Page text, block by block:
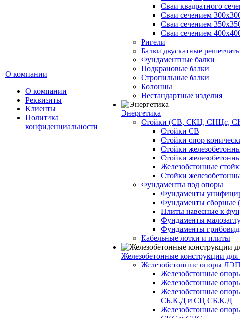
О компании
О компании
Реквизиты
Клиенты
Политика
конфиденциальности
Сваи квадратного
Сваи сечением
Сваи сечением
Сваи сечением
Ригели
Балки двускатные
Фундаментные балки
Подкрановые балки
Стропильные балки
Колонны
Нестандартные изделия
Энергетика
Стойки (СВ, СКЦ, СНЦс,
Стойки СВ
Стойки опор
Стойки
Стойки
Железобетонные
Стойки
Фундаменты под опоры
Фундаменты
Фундаменты сборные
Плиты навесные к
Фундаменты
Фундаменты
Кабельные лотки и плиты
Железобетонные конструкции для
Железобетонные опоры ЛЭП
Железобетонные
Железобетонные
Железобетонные
СБ.К.Д и СЦ СБ.К.Д
Железобетонные